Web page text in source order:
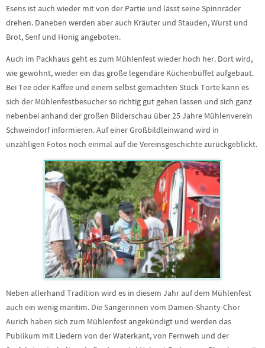
Esens ist auch wieder mit von der Partie und lässt seine Spinnräder
drehen. Daneben werden aber auch Kräuter und Stauden, Wurst und
Brot, Senf und Honig angeboten.
Auch im Packhaus geht es zum Mühlenfest wieder hoch her. Dort wird,
wie gewohnt, wieder ein das große legendäre Küchenbüffet aufgebaut.
Bei Tee oder Kaffee und einem selbst gemachten Stück Torte kann es
sich der Mühlenfestbesucher so richtig gut gehen lassen und sich ganz
nebenbei anhand der großen Bilderschau über 25 Jahre Mühlenverein
Schweindorf informieren. Auf einer Großbildleinwand wird in
unzähligen Fotos noch einmal auf die Vereinsgeschichte zurückgeblickt.
Neben allerhand Tradition wird es in diesem Jahr auf dem Mühlenfest
auch ein wenig maritim. Die Sängerinnen vom Damen-Shanty-Chor
Aurich haben sich zum Mühlenfest angekündigt und werden das
Publikum mit Liedern von der Waterkant, von Fernweh und der